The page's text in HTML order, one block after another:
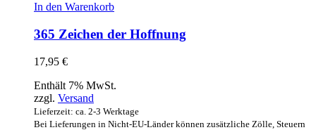
In den Warenkorb
365 Zeichen der Hoffnung
17,95 €
Enthält 7% MwSt.
zzgl. Versand
Lieferzeit: ca. 2-3 Werktage
Bei Lieferungen in Nicht-EU-Länder können zusätzliche Zölle, Steuern